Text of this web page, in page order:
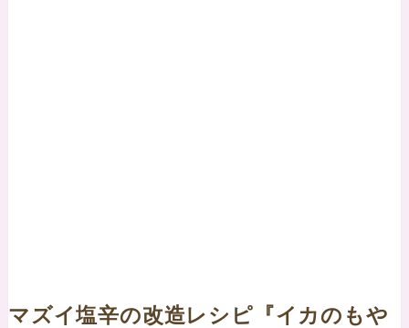
マズイ塩辛の改造レシピ『イカのもや